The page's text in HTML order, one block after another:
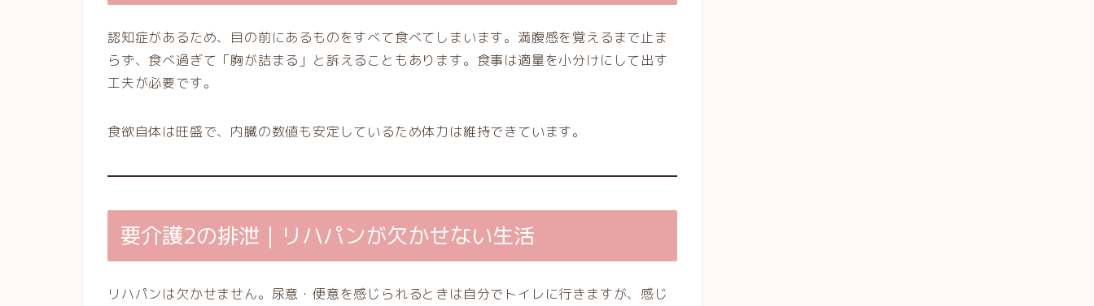
認知症があるため、目の前にあるものをすべて食べてしまいます。満腹感を覚えるまで止ま
らず、食べ過ぎて「胸が詰まる」と訴えることもあります。食事は適量を小分けにして出す
工夫が必要です。
食欲自体は旺盛で、内臓の数値も安定しているため体力は維持できています。
要介護2の排泄｜リハパンが欠かせない生活
リハパンは欠かせません。尿意・便意を感じられるときは自分でトイレに行きますが、感じ